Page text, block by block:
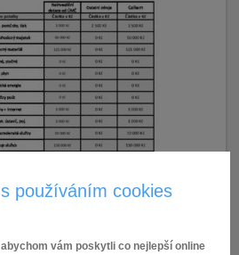
používáním cookies
vám poskytli co nejlepší online